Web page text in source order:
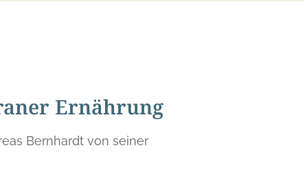
Ernährung
Bernhardt von seiner